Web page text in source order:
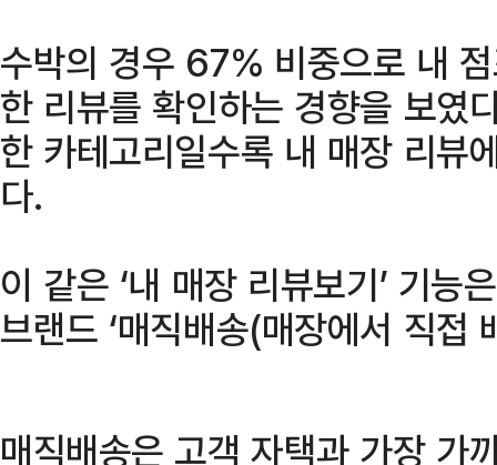
수박의 경우 67% 비중으로 내
한 리뷰를 확인하는 경향을 보였
한 카테고리일수록 내 매장 리뷰
다.
이 같은 ‘내 매장 리뷰보기’ 기능
브랜드 ‘매직배송(매장에서 직접
매직배송은 고객 자택과 가장 가